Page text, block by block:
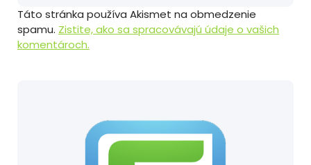
Táto stránka používa Akismet na obmedzenie
spamu. Zistite, ako sa spracovávajú údaje o vašich
komentároch.